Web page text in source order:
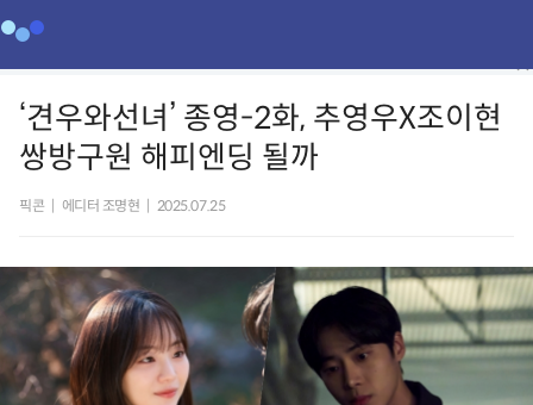
‘견우와선녀’ 종영-2화, 추영우X조이현
쌍방구원 해피엔딩 될까
픽콘 에디터 조명현 2025.07.25